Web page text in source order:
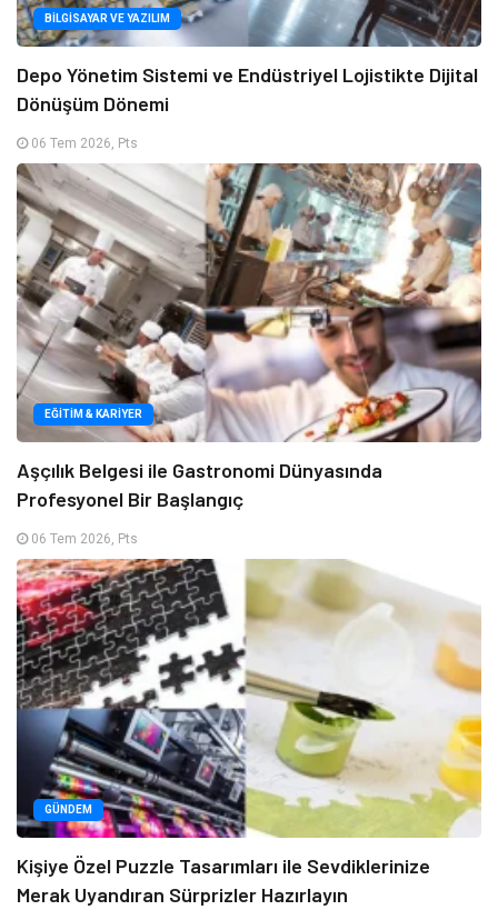
BILGISAYAR VE YAZILIM
Depo Yönetim Sistemi ve Endüstriyel Lojistikte Dijital
Dönüşüm Dönemi
06 Tem 2026, Pts
EĞITIM & KARIYER
Aşçılık Belgesi ile Gastronomi Dünyasında
Profesyonel Bir Başlangıç
06 Tem 2026, Pts
GÜNDEM
Kişiye Özel Puzzle Tasarımları ile Sevdiklerinize
Merak Uyandıran Sürprizler Hazırlayın